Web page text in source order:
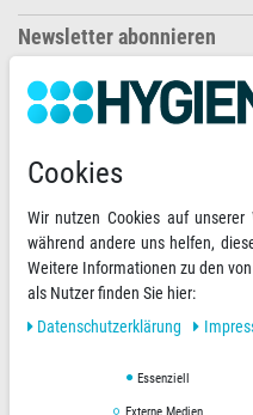
Newsletter abonnieren
Ihre
RECHNUNG
Versandoptionen
Cookies
Wir nutzen Cookies auf
während andere uns helfen,
Weitere Informationen zu den
als Nutzer finden Sie hier:
Daten­schutz­erklärung
Essenziell